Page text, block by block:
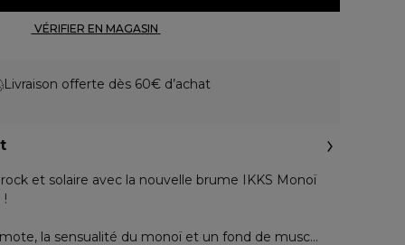
Livraison offerte dès 60€ d’achat
et solaire avec la nouvelle brume IKKS Monoï
!
la sensualité du monoï et un fond de musc